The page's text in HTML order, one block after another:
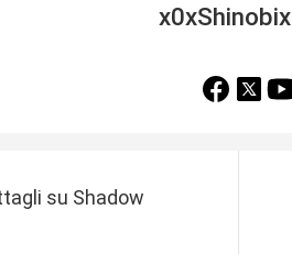
su Shadow